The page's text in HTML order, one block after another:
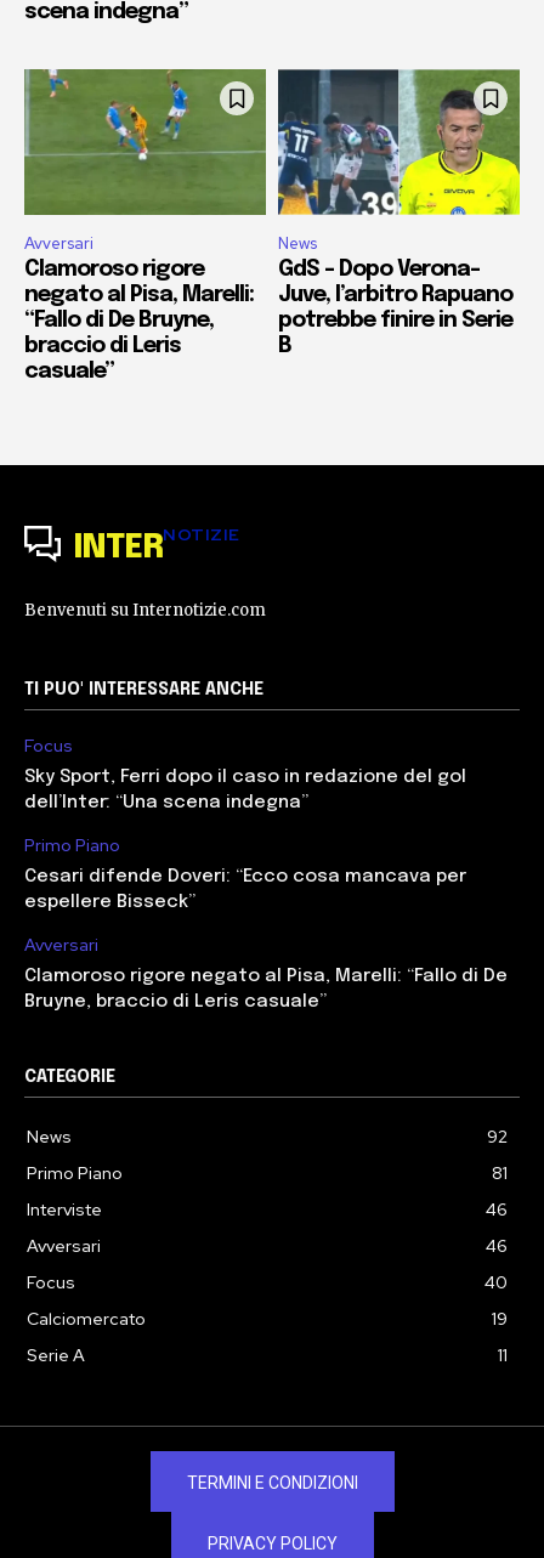
scena indegna”
Avversari
Clamoroso rigore
negato al Pisa, Marelli:
“Fallo di De Bruyne,
braccio di Leris
casuale”
News
GdS – Dopo Verona-
Juve, l’arbitro Rapuano
potrebbe finire in Serie
B
INTERNOTIZIE
Benvenuti su Internotizie.com
TI PUO' INTERESSARE ANCHE
Focus
Sky Sport, Ferri dopo il caso in redazione del gol
dell’Inter: “Una scena indegna”
Primo Piano
Cesari difende Doveri: “Ecco cosa mancava per
espellere Bisseck”
Avversari
Clamoroso rigore negato al Pisa, Marelli: “Fallo di De
Bruyne, braccio di Leris casuale”
CATEGORIE
News
92
Primo Piano
81
Interviste
46
Avversari
46
Focus
40
Calciomercato
19
Serie A
11
TERMINI E CONDIZIONI
PRIVACY POLICY